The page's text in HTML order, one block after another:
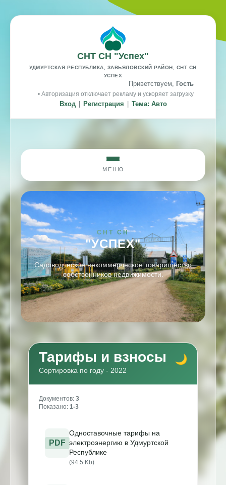
СНТ СН "Успех"
УДМУРТСКАЯ РЕСПУБЛИКА, ЗАВЬЯЛОВСКИЙ РАЙОН, СНТ СН
УСПЕХ
Приветствуем, Гость
• Авторизация отключает рекламу и ускоряет загрузку
Вход Регистрация Тема: Авто
МЕНЮ
СНТ СН
"УСПЕХ"
Садоводческое некоммерческое товарищество
собственников недвижимости.
Тарифы и взносы
Сортировка по году - 2022
Документов: 3
Показано: 1-3
PDF
Одноставочные тарифы на
электроэнергию в Удмуртской
Республике
(94.5 Kb)